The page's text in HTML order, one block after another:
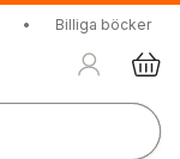
• Billiga böcker